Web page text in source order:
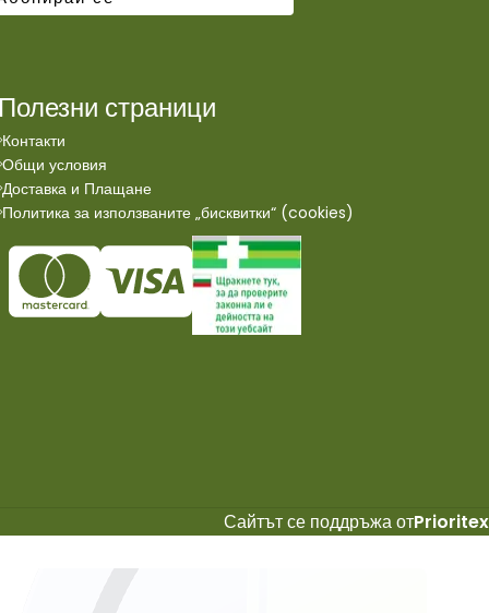
страници
Контакти
Общи условия
Доставка и Плащане
Политика за използваните „бисквитки“ (cookies)
Сайтът се поддръжа отPrioritex